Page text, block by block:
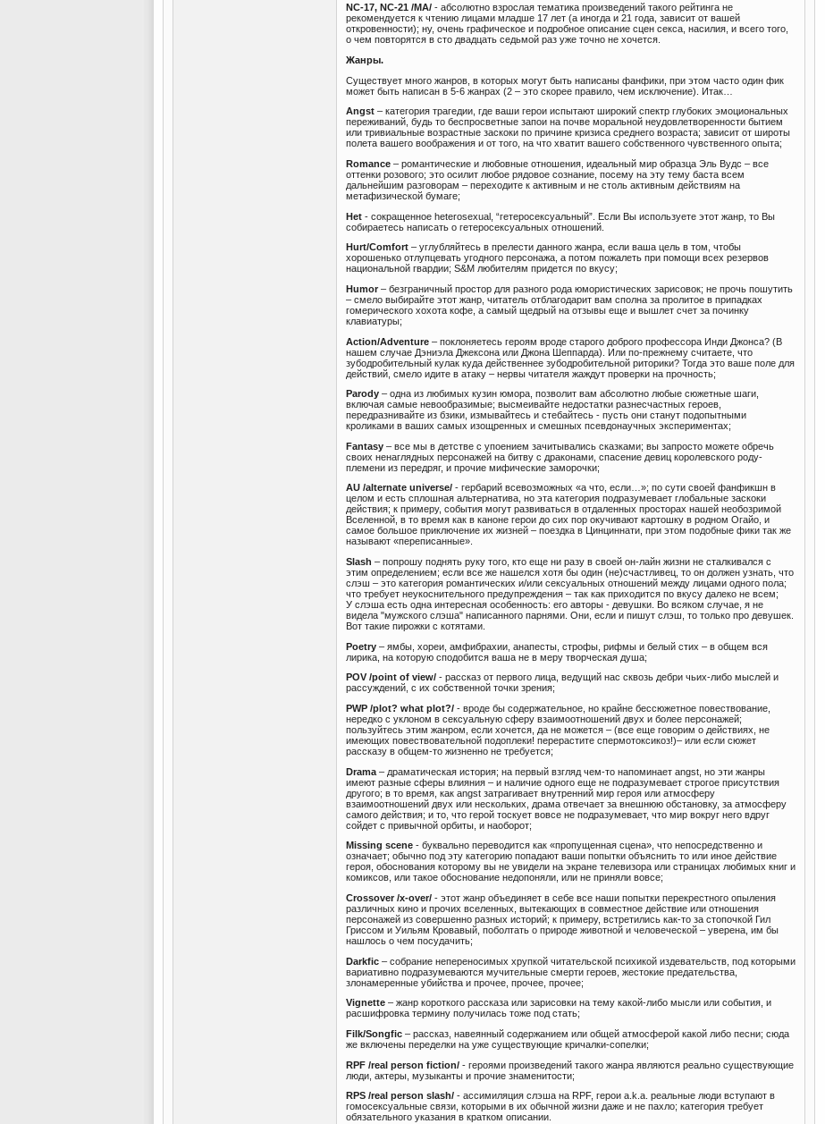
NC-17, NC-21 /MA/ - абсолютно взрослая тематика произведений такого рейтинга не
рекомендуется к чтению лицами младше 17 лет (а иногда и 21 года, зависит от вашей
откровенности); ну, очень графическое и подробное описание сцен секса, насилия, и всего того,
о чем повторятся в сто двадцать седьмой раз уже точно не хочется.
Жанры.
Существует много жанров, в которых могут быть написаны фанфики, при этом часто один фик
может быть написан в 5-6 жанрах (2 – это скорее правило, чем исключение). Итак…
Angst – категория трагедии, где ваши герои испытают широкий спектр глубоких эмоциональных
переживаний, будь то беспросветные запои на почве моральной неудовлетворенности бытием
или тривиальные возрастные заскоки по причине кризиса среднего возраста; зависит от широты
полета вашего воображения и от того, на что хватит вашего собственного чувственного опыта;
Romance – романтические и любовные отношения, идеальный мир образца Эль Вудс – все
оттенки розового; это осилит любое рядовое сознание, посему на эту тему баста всем
дальнейшим разговорам – переходите к активным и не столь активным действиям на
метафизической бумаге;
Het - сокращенное heterosexual, “гетеросексуальный”. Если Вы используете этот жанр, то Вы
собираетесь написать о гетеросексуальных отношений.
Hurt/Comfort – углубляйтесь в прелести данного жанра, если ваша цель в том, чтобы
хорошенько отлупцевать угодного персонажа, а потом пожалеть при помощи всех резервов
национальной гвардии; S&M любителям придется по вкусу;
Humor – безграничный простор для разного рода юмористических зарисовок; не прочь пошутить
– смело выбирайте этот жанр, читатель отблагодарит вам сполна за пролитое в припадках
гомерического хохота кофе, а самый щедрый на отзывы еще и вышлет счет за починку
клавиатуры;
Action/Adventure – поклоняетесь героям вроде старого доброго профессора Инди Джонса? (В
нашем случае Дэниэла Джексона или Джона Шеппарда). Или по-прежнему считаете, что
зубодробительный кулак куда действеннее зубодробительной риторики? Тогда это ваше поле для
действий, смело идите в атаку – нервы читателя жаждут проверки на прочность;
Parody – одна из любимых кузин юмора, позволит вам абсолютно любые сюжетные шаги,
включая самые невообразимые; высмеивайте недостатки разнесчастных героев,
передразнивайте из бзики, измывайтесь и стебайтесь - пусть они станут подопытными
кроликами в ваших самых изощренных и смешных псевдонаучных экспериментах;
Fantasy – все мы в детстве с упоением зачитывались сказками; вы запросто можете обречь
своих ненаглядных персонажей на битву с драконами, спасение девиц королевского роду-
племени из передряг, и прочие мифические заморочки;
AU /alternate universe/ - гербарий всевозможных «а что, если…»; по сути своей фанфикшн в
целом и есть сплошная альтернатива, но эта категория подразумевает глобальные заскоки
действия; к примеру, события могут развиваться в отдаленных просторах нашей необозримой
Вселенной, в то время как в каноне герои до сих пор окучивают картошку в родном Огайо, и
самое большое приключение их жизней – поездка в Цинциннати, при этом подобные фики так же
называют «переписанные».
Slash – попрошу поднять руку того, кто еще ни разу в своей он-лайн жизни не сталкивался с
этим определением; если все же нашелся хотя бы один (не)счастливец, то он должен узнать, что
слэш – это категория романтических и/или сексуальных отношений между лицами одного пола;
что требует неукоснительного предупреждения – так как приходится по вкусу далеко не всем;
У слэша есть одна интересная особенность: его авторы - девушки. Во всяком случае, я не
видела "мужского слэша" написанного парнями. Они, если и пишут слэш, то только про девушек.
Вот такие пирожки с котятами.
Poetry – ямбы, хореи, амфибрахии, анапесты, строфы, рифмы и белый стих – в общем вся
лирика, на которую сподобится ваша не в меру творческая душа;
POV /point of view/ - рассказ от первого лица, ведущий нас сквозь дебри чьих-либо мыслей и
рассуждений, с их собственной точки зрения;
PWP /plot? what plot?/ - вроде бы содержательное, но крайне бессюжетное повествование,
нередко с уклоном в сексуальную сферу взаимоотношений двух и более персонажей;
пользуйтесь этим жанром, если хочется, да не можется – (все еще говорим о действиях, не
имеющих повествовательной подоплеки! перерастите спермотоксикоз!)– или если сюжет
рассказу в общем-то жизненно не требуется;
Drama – драматическая история; на первый взгляд чем-то напоминает angst, но эти жанры
имеют разные сферы влияния – и наличие одного еще не подразумевает строгое присутствия
другого; в то время, как angst затрагивает внутренний мир героя или атмосферу
взаимоотношений двух или нескольких, драма отвечает за внешнюю обстановку, за атмосферу
самого действия; и то, что герой тоскует вовсе не подразумевает, что мир вокруг него вдруг
сойдет с привычной орбиты, и наоборот;
Missing scene - буквально переводится как «пропущенная сцена», что непосредственно и
означает; обычно под эту категорию попадают ваши попытки объяснить то или иное действие
героя, обоснования которому вы не увидели на экране телевизора или страницах любимых книг и
комиксов, или такое обоснование недопоняли, или не приняли вовсе;
Crossover /x-over/ - этот жанр объединяет в себе все наши попытки перекрестного опыления
различных кино и прочих вселенных, вытекающих в совместное действие или отношения
персонажей из совершенно разных историй; к примеру, встретились как-то за стопочкой Гил
Гриссом и Уильям Кровавый, поболтать о природе животной и человеческой – уверена, им бы
нашлось о чем посудачить;
Darkfic – собрание непереносимых хрупкой читательской психикой издевательств, под которыми
вариативно подразумеваются мучительные смерти героев, жестокие предательства,
злонамеренные убийства и прочее, прочее, прочее;
Vignette – жанр короткого рассказа или зарисовки на тему какой-либо мысли или события, и
расшифровка термину получилась тоже под стать;
Filk/Songfic – рассказ, навеянный содержанием или общей атмосферой какой либо песни; сюда
же включены переделки на уже существующие кричалки-сопелки;
RPF /real person fiction/ - героями произведений такого жанра являются реально существующие
люди, актеры, музыканты и прочие знаменитости;
RPS /real person slash/ - ассимиляция слэша на RPF, герои a.k.a. реальные люди вступают в
гомосексуальные связи, которыми в их обычной жизни даже и не пахло; категория требует
обязательного указания в кратком описании.